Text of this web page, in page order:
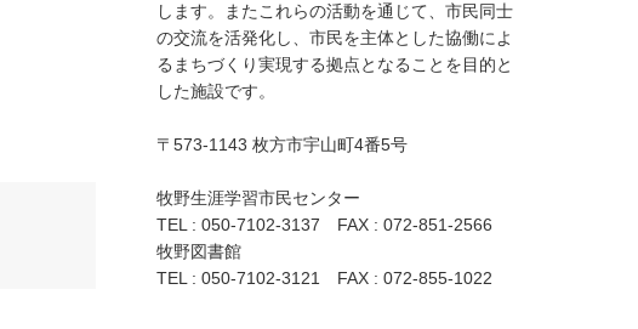
します。またこれらの活動を通じて、市民同士
の交流を活発化し、市民を主体とした協働によ
るまちづくり実現する拠点となることを目的と
した施設です。
〒573-1143 枚方市宇山町4番5号
牧野生涯学習市民センター
TEL : 050-7102-3137 FAX : 072-851-2566
牧野図書館
TEL : 050-7102-3121 FAX : 072-855-1022